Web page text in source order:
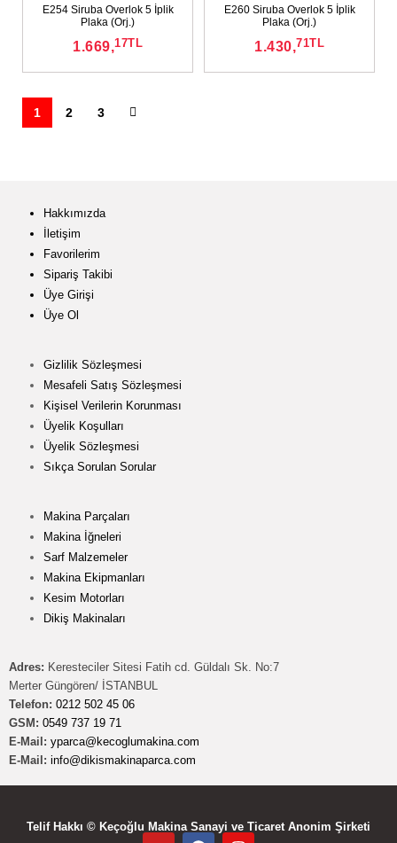
E254 Siruba Overlok 5 İplik
Plaka (Orj.)
1.669,17TL
E260 Siruba Overlok 5 İplik
Plaka (Orj.)
1.430,71TL
1 2 3
Hakkımızda
İletişim
Favorilerim
Sipariş Takibi
Üye Girişi
Üye Ol
Gizlilik Sözleşmesi
Mesafeli Satış Sözleşmesi
Kişisel Verilerin Korunması
Üyelik Koşulları
Üyelik Sözleşmesi
Sıkça Sorulan Sorular
Makina Parçaları
Makina İğneleri
Sarf Malzemeler
Makina Ekipmanları
Kesim Motorları
Dikiş Makinaları
Adres: Keresteciler Sitesi Fatih cd. Güldalı Sk. No:7
Merter Güngören/ İSTANBUL
Telefon: 0212 502 45 06
GSM: 0549 737 19 71
E-Mail: yparca@kecoglumakina.com
E-Mail: info@dikismakinaparca.com
Telif Hakkı © Keçoğlu Makina Sanayi ve Ticaret Anonim Şirketi